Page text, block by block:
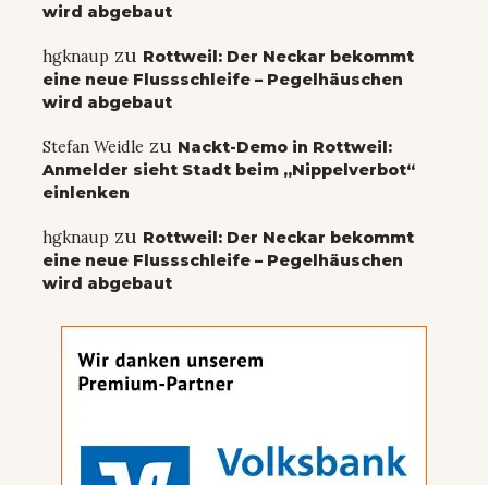
wird abgebaut
hgknaup zu Rottweil: Der Neckar bekommt
eine neue Flussschleife – Pegelhäuschen
wird abgebaut
Stefan Weidle zu Nackt-Demo in Rottweil:
Anmelder sieht Stadt beim „Nippelverbot“
einlenken
hgknaup zu Rottweil: Der Neckar bekommt
eine neue Flussschleife – Pegelhäuschen
wird abgebaut